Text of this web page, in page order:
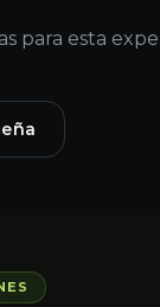
para esta